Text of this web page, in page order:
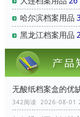
哈尔滨档案用品
黑龙江档案用品
无酸纸档案盒的优
342阅读 2026-08-01